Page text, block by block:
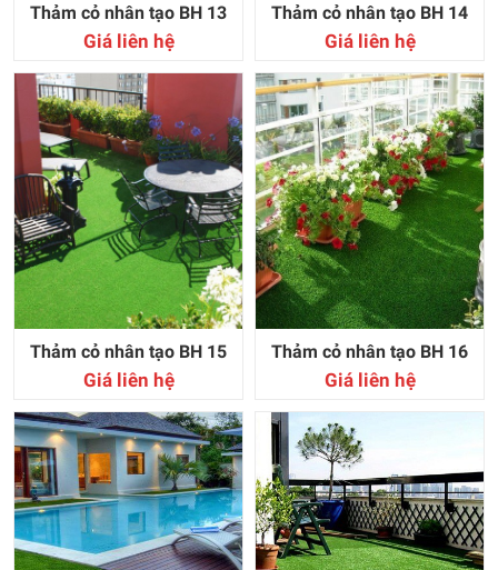
Thảm cỏ nhân tạo BH 13
Giá liên hệ
Thảm cỏ nhân tạo BH 14
Giá liên hệ
Thảm cỏ nhân tạo BH 15
Giá liên hệ
Thảm cỏ nhân tạo BH 16
Giá liên hệ